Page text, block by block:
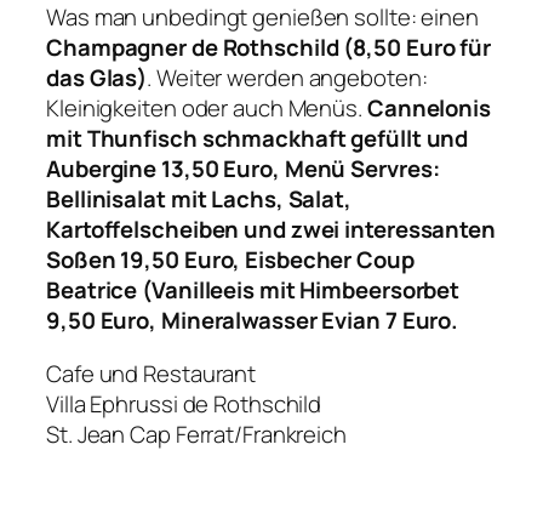
Was man unbedingt genießen sollte: einen
Champagner de Rothschild (8,50 Euro für
das Glas). Weiter werden angeboten:
Kleinigkeiten oder auch Menüs.Cannelonis
mit Thunfisch schmackhaft gefüllt und
Aubergine 13,50 Euro, Menü Servres:
Bellinisalat mit Lachs, Salat,
Kartoffelscheiben und zwei interessanten
Soßen 19,50 Euro, Eisbecher Coup
Beatrice (Vanilleeis mit Himbeersorbet
9,50 Euro, Mineralwasser Evian 7 Euro.
Cafe und Restaurant
Villa Ephrussi de Rothschild
St. Jean Cap Ferrat/Frankreich